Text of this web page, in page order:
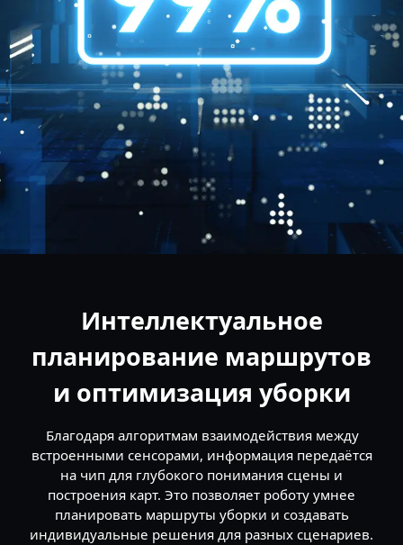
Интеллектуальное
планирование маршрутов
и оптимизация уборки
Благодаря алгоритмам взаимодействия между
встроенными сенсорами, информация передаётся
на чип для глубокого понимания сцены и
построения карт. Это позволяет роботу умнее
планировать маршруты уборки и создавать
индивидуальные решения для разных сценариев.